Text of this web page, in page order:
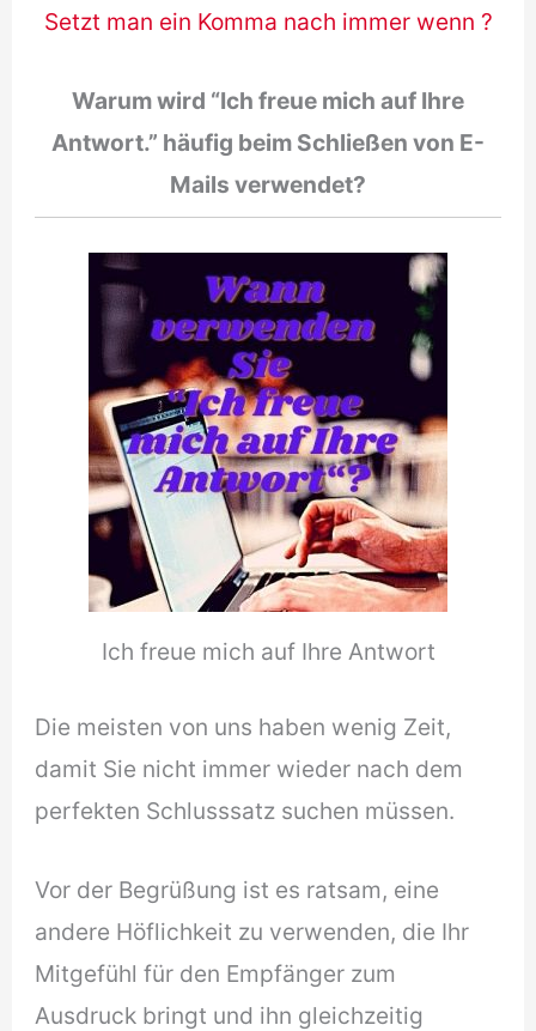
Setzt man ein Komma nach immer wenn ?
Warum wird “Ich freue mich auf Ihre
Antwort.” häufig beim Schließen von E-
Mails verwendet?
Ich freue mich auf Ihre Antwort
Die meisten von uns haben wenig Zeit,
damit Sie nicht immer wieder nach dem
perfekten Schlusssatz suchen müssen.
Vor der Begrüßung ist es ratsam, eine
andere Höflichkeit zu verwenden, die Ihr
Mitgefühl für den Empfänger zum
Ausdruck bringt und ihn gleichzeitig